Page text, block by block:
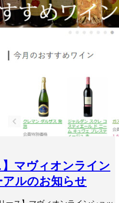
】マヴィオンライン
ルのお知らせ